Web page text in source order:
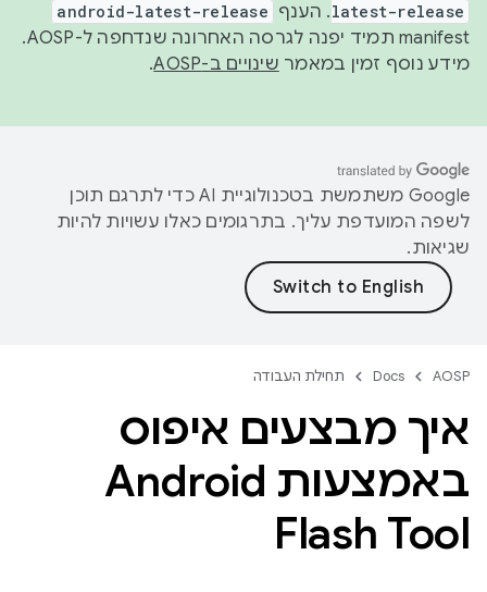
latest-release. הענף android-latest-release
manifest תמיד יפנה לגרסה האחרונה שנדחפה ל-AOSP.
מידע נוסף זמין במאמר שינויים ב-AOSP .
‫Google משתמשת בטכנולוגיית AI כדי לתרגם תוכן
לשפה המועדפת עליך. בתרגומים כאלו עשויות להיות
שגיאות.
AOSP
Docs תחילת העבודה
איך מבצעים איפוס
באמצעות Android
Flash Tool